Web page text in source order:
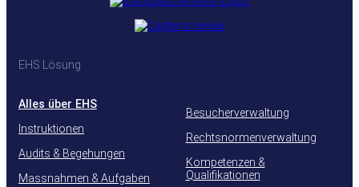
EHS Lösung
Alles über EHS
Instruktionen
Audits & Begehungen
Massnahmen & Aufgaben
Besucherverwaltung
Rechtsnormenverwaltung
Kompetenzen &
Qualifikationen